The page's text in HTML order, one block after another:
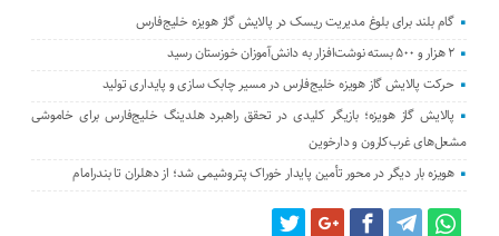
گام بلند برای بلوغ مدیریت ریسک در پالایش گاز هویزه خلیج‌فارس
۲ هزار و ۵۰۰ بسته نوشت‌افزار به دانش‌آموزان خوزستان رسید
حرکت پالایش گاز هویزه خلیج‌فارس در مسیر چابک سازی و پایداری تولید
پالایش گاز هویزه؛ بازیگر کلیدی در تحقق راهبرد هلدینگ خلیج‌فارس برای خاموشی
مشعل‌های غرب‌کارون و دارخوین
هویزه بار دیگر در محور تأمین پایدار خوراک پتروشیمی شد؛ از دهلران تا بندرامام